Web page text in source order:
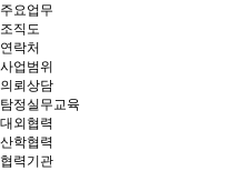
주요업무
조직도
연락처
사업범위
의뢰상담
탐정실무교육
대외협력
산학협력
협력기관